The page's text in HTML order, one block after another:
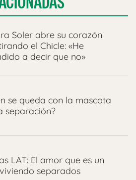
Soler abre su corazón
el Chicle: «He
a decir que no»
se queda con la mascota
separación?
LAT: El amor que es un
separados